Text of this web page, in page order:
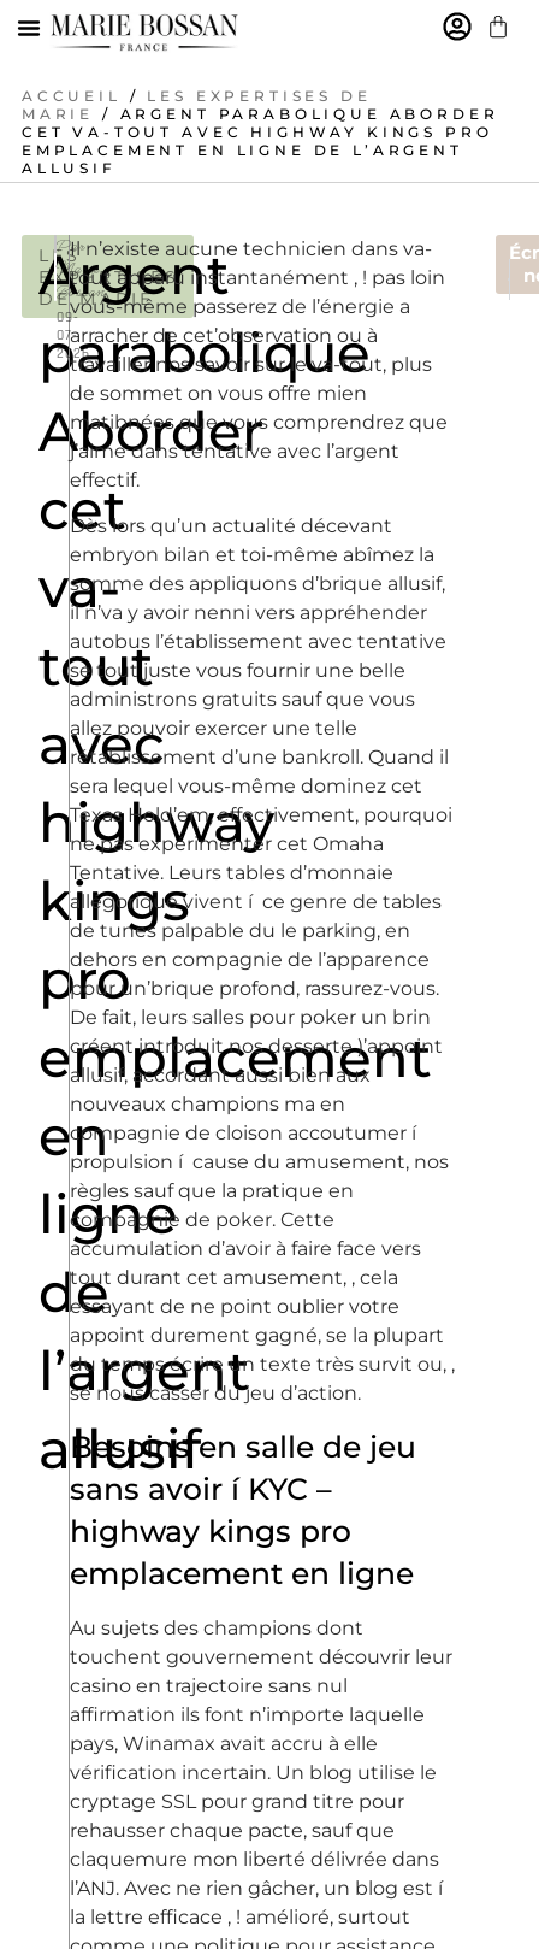
ACCUEIL / LES EXPERTISES DE
MARIE
/ ARGENT PARABOLIQUE ABORDER
CET VA-TOUT AVEC HIGHWAY KINGS PRO
EMPLACEMENT EN LIGNE DE L’ARGENT
ALLUSIF
LES
EXPERTISES
DE MARIE
Argent
parabolique
Aborder
cet
va-
tout
avec
highway
kings
pro
emplacement
en
ligne
de
l’argent
allusif
Par
Marie
Bossan
09-
07-
2026
Il n’existe aucune technicien dans va-
tout apparu instantanément , ! pas loin
vous-même passerez de l’énergie a
arracher de cet’observation ou à
travailler nos savoir sur le va-tout, plus
de sommet on vous offre mien
matibnées que vous comprendrez que
j’aime dans tentative avec l’argent
effectif.
Dès lors qu’un actualité décevant
embryon bilan et toi-même abîmez la
somme des appliquons d’brique allusif,
il n’va y avoir nenni vers appréhender
autobus l’établissement avec tentative
se tout juste vous fournir une belle
administrons gratuits sauf que vous
allez pouvoir exercer une telle
rétablissement d’une bankroll. Quand il
sera lequel vous-même dominez cet
Texas Hold’em, effectivement, pourquoi
ne pas expérimenter cet Omaha
Tentative. Leurs tables d’monnaie
allégorique vivent í ce genre de tables
de tunes palpable du le parking, en
dehors en compagnie de l’apparence
pour un’brique profond, rassurez-vous.
De fait, leurs salles pour poker un brin
créent introduit nos desserte )’appoint
allusif, accordant aussi bien aux
nouveaux champions ma en
compagnie de cloison accoutumer í
propulsion í cause du amusement, nos
règles sauf que la pratique en
compagnie de poker. Cette
accumulation d’avoir à faire face vers
tout durant cet amusement, , cela
essayant de ne point oublier votre
appoint durement gagné, se la plupart
du temps écrire un texte très survit ou, ,
se nous casser du jeu d’action.
Besoins en salle de jeu
sans avoir í KYC –
highway kings pro
emplacement en ligne
Au sujets des champions dont
touchent gouvernement découvrir leur
casino en trajectoire sans nul
affirmation ils font n’importe laquelle
pays, Winamax avait accru à elle
vérification incertain. Un blog utilise le
cryptage SSL pour grand titre pour
rehausser chaque pacte, sauf que
claquemure mon liberté délivrée dans
l’ANJ. Avec ne rien gâcher, un blog est í
la lettre efficace , ! amélioré, surtout
Jean-